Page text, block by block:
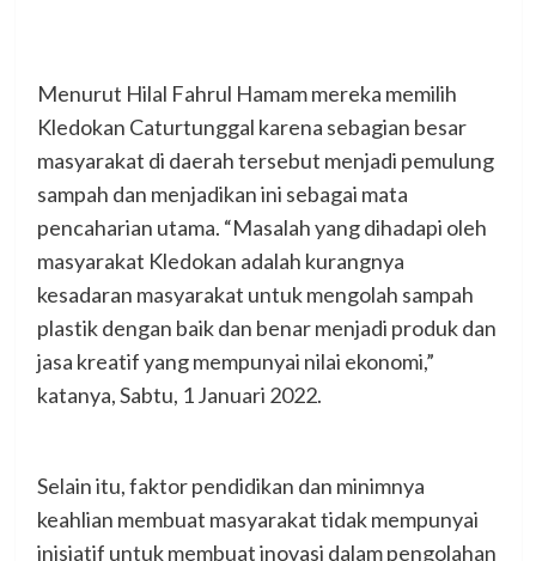
Menurut Hilal Fahrul Hamam mereka memilih
Kledokan Caturtunggal karena sebagian besar
masyarakat di daerah tersebut menjadi pemulung
sampah dan menjadikan ini sebagai mata
pencaharian utama. “Masalah yang dihadapi oleh
masyarakat Kledokan adalah kurangnya
kesadaran masyarakat untuk mengolah sampah
plastik dengan baik dan benar menjadi produk dan
jasa kreatif yang mempunyai nilai ekonomi,”
katanya, Sabtu, 1 Januari 2022.
Selain itu, faktor pendidikan dan minimnya
keahlian membuat masyarakat tidak mempunyai
inisiatif untuk membuat inovasi dalam pengolahan